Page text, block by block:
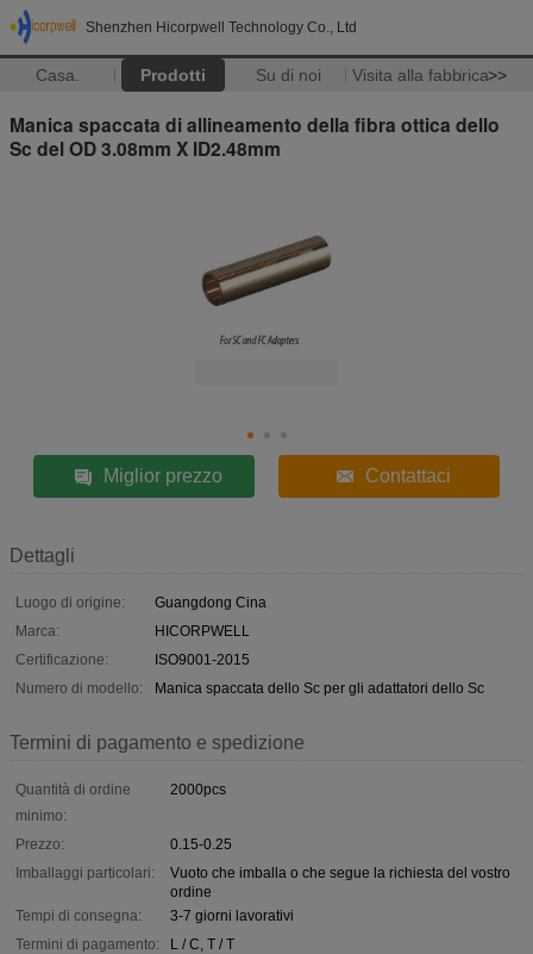
Shenzhen Hicorpwell Technology Co., Ltd
Casa. Prodotti Su di noi Visita alla fabbrica>>
Manica spaccata di allineamento della fibra ottica dello
Sc del OD 3.08mm X ID2.48mm
Miglior prezzo Contattaci
Dettagli
Luogo di origine:
Guangdong Cina
Marca:
HICORPWELL
Certificazione:
ISO9001-2015
Numero di modello:
Manica spaccata dello Sc per gli adattatori dello Sc
Termini di pagamento e spedizione
Quantità di ordine
minimo:
2000pcs
Prezzo:
0.15-0.25
Imballaggi particolari:
Vuoto che imballa o che segue la richiesta del vostro
ordine
Tempi di consegna:
3-7 giorni lavorativi
Termini di pagamento:
L / C, T / T